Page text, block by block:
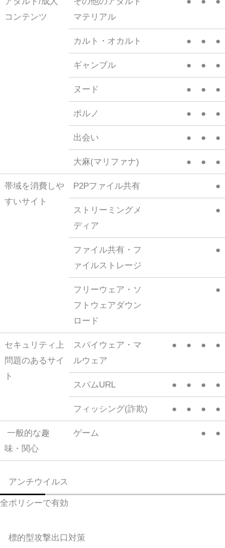
コンテンツ
マテリアル
カルト・オカルト ● ● ●
ギャンブル ● ● ●
ヌード ● ● ●
ポルノ ● ● ●
出会い ● ● ●
大麻(マリファナ) ● ● ●
帯域を消費しや
すいサイト
P2Pファイル共有 ●
ストリーミングメ
ディア
●
ファイル共有・フ
ァイルストレージ
●
フリーウェア・ソ
フトウェアダウン
ロード
●
セキュリティ上
問題のあるサイ
ト
スパイウェア・マ
ルウェア
● ● ● ●
スパムURL ● ● ● ●
フィッシング(詐欺) ● ● ● ●
一般的な趣
味・関心
ゲーム ● ●
アンチウイルス
全ポリシーで有効
標的型攻撃出口対策